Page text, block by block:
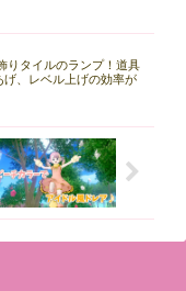
りタイルのランプ！道具
、レベル上げの効率が